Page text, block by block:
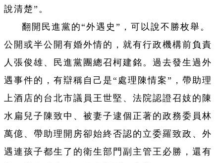
說清楚”。
翻開民進黨的“外遇史”，可以說不勝枚舉。
公開或半公開有婚外情的，就有行政機構前負責
人張俊雄、民進黨團總召柯建銘。過去發生過外
遇事件的，有辯稱自己是“處理陳情案”，帶助理
上酒店的台北市議員王世堅、法院認證召妓的陳
水扁兒子陳致中、被妻子逮個正著的政務委員林
萬億、帶助理開房卻始終否認的立委羅致政、外
遇連孩子都生了的衛生部門副主管王必勝，還有